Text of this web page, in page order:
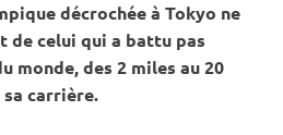
décrochée à Tokyo ne
de celui qui a battu pas
monde, des 2 miles au 20
carrière.